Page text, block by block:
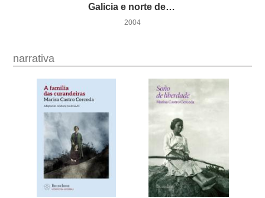
Galicia e norte de Portugal
2004
narrativa